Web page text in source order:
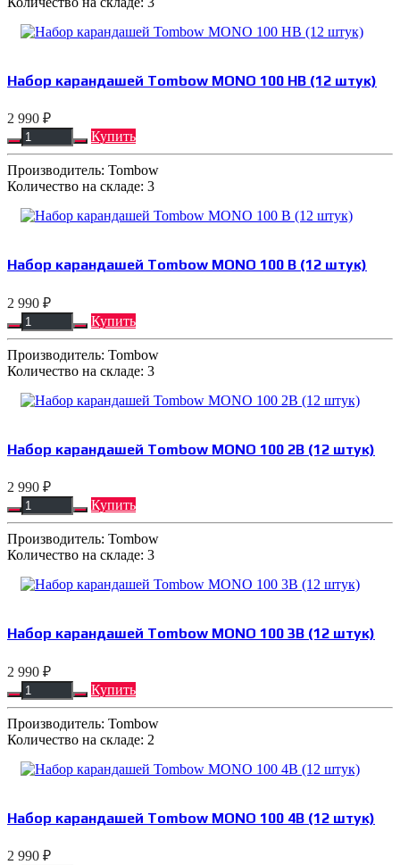
Набор карандашей Tombow MONO 100 HB (12 штук)
2 990 ₽
Купить
Производитель: Tombow
Количество на складе: 3
Набор карандашей Tombow MONO 100 B (12 штук)
2 990 ₽
Купить
Производитель: Tombow
Количество на складе: 3
Набор карандашей Tombow MONO 100 2B (12 штук)
2 990 ₽
Купить
Производитель: Tombow
Количество на складе: 3
Набор карандашей Tombow MONO 100 3B (12 штук)
2 990 ₽
Купить
Производитель: Tombow
Количество на складе: 2
Набор карандашей Tombow MONO 100 4B (12 штук)
2 990 ₽